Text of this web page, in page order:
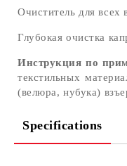
Очиститель для всех
Глубокая очистка
Инструкция по
текстильных
(велюра, нубука)
Specifications